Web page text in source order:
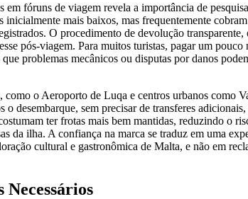
em fóruns de viagem revela a importância de
mais baixos, mas frequentemente
O procedimento de devolução transparente,
pós-viagem. Para muitos turistas, pagar um pouco
problemas mecânicos ou disputas por danos
como o Aeroporto de Luqa e centros urbanos como
desembarque, sem precisar de transferes
ter frotas mais bem mantidas, reduzindo o
da ilha. A confiança na marca se traduz em uma
cultural e gastronômica de Malta, e não em
Necessários